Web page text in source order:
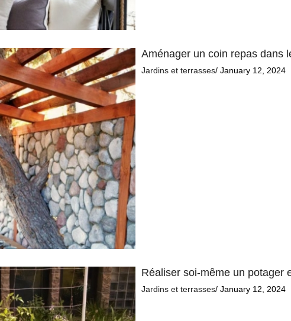
Aménager un coin repas dans
Jardins et terrasses/ January 12, 2024
Réaliser soi-même un potager
Jardins et terrasses/ January 12, 2024